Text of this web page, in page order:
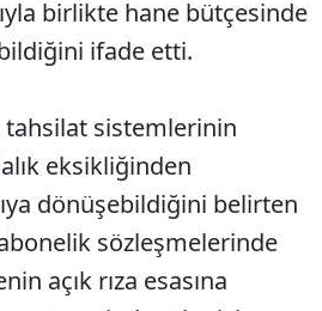
birlikte hane bütçesinde
ifade etti.
sistemlerinin
eksikliğinden
dönüşebildiğini belirten
abonelik sözleşmelerinde
açık rıza esasına